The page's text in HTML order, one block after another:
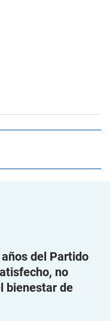
del Partido
no
bienestar de